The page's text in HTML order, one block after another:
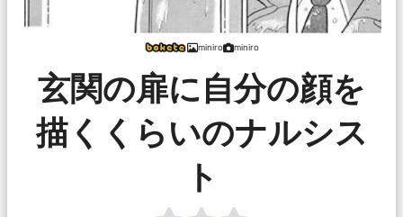
miniro miniro
玄関の扉に自分の顔を
描くくらいのナルシス
ト